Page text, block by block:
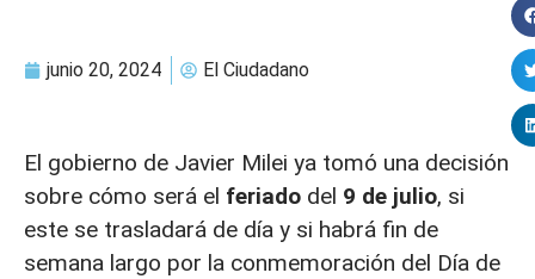
junio 20, 2024 El Ciudadano
El gobierno de Javier Milei ya tomó una decisión
sobre cómo será el feriado del 9 de julio, si
este se trasladará de día y si habrá fin de
semana largo por la conmemoración del Día de